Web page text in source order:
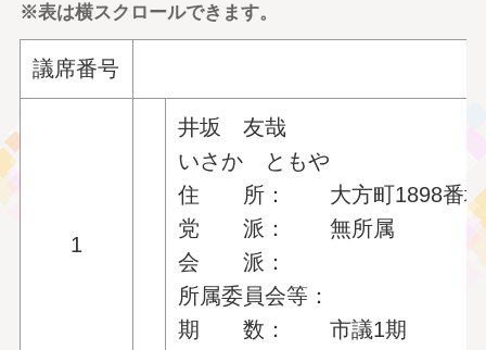
※表は横スクロールできます。
議席番号
1
井坂 友哉
いさか ともや
住 所： 大方町1898番地
党 派： 無所属
会 派：
所属委員会等：
期 数： 市議1期